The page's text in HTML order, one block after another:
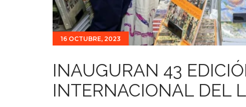
16 OCTUBRE, 2023
INAUGURAN 43
INTERNACIONAL DEL